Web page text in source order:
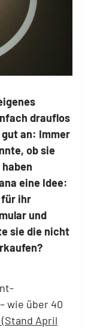
drauflos
an: Immer
ob sie
eine Idee:
für ihr
und
sie die nicht
wie über 40
(Stand April